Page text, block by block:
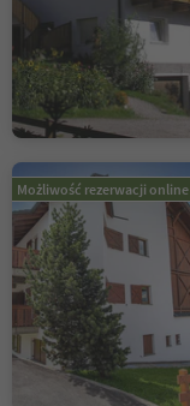
Możliwość rezerwacji online